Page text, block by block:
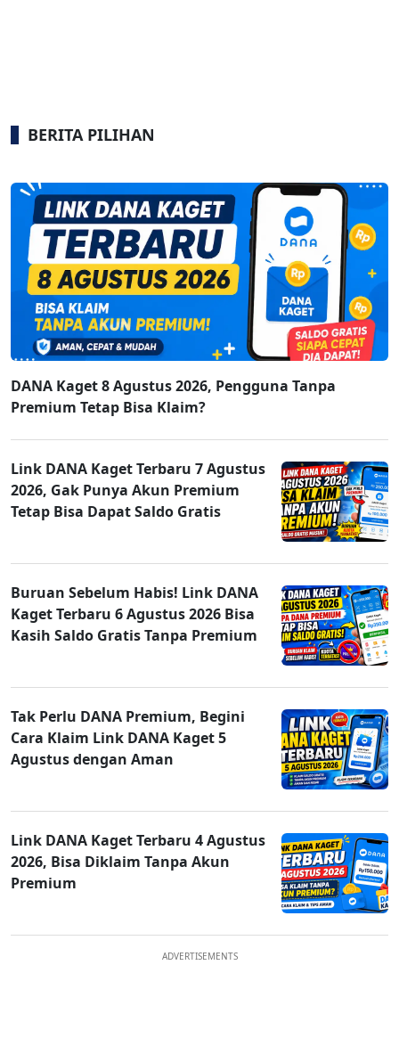
BERITA PILIHAN
DANA Kaget 8 Agustus 2026, Pengguna Tanpa
Premium Tetap Bisa Klaim?
Link DANA Kaget Terbaru 7 Agustus
2026, Gak Punya Akun Premium
Tetap Bisa Dapat Saldo Gratis
Buruan Sebelum Habis! Link DANA
Kaget Terbaru 6 Agustus 2026 Bisa
Kasih Saldo Gratis Tanpa Premium
Tak Perlu DANA Premium, Begini
Cara Klaim Link DANA Kaget 5
Agustus dengan Aman
Link DANA Kaget Terbaru 4 Agustus
2026, Bisa Diklaim Tanpa Akun
Premium
ADVERTISEMENTS